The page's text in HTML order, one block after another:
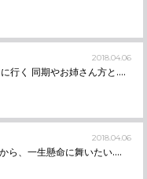
2018.04.06
行く 同期やお姉さん方と....
2018.04.06
ら、一生懸命に舞いたい....